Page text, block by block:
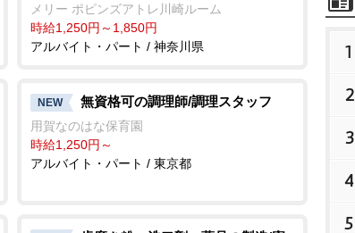
メリー ポピンズアトレ川崎ルーム
時給1,250円～1,850円
アルバイト・パート / 神奈川県
NEW 無資格可の調理師/調理スタッフ
用賀なのはな保育園
時給1,250円～
アルバイト・パート / 東京都
1
2
3
4
5